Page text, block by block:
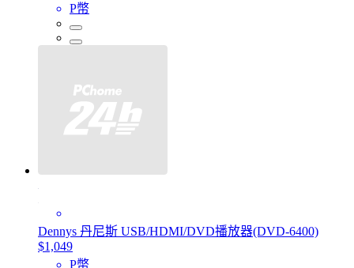
P幣
Dennys 丹尼斯 USB/HDMI/DVD播放器(DVD-6400)
$1,049
P幣